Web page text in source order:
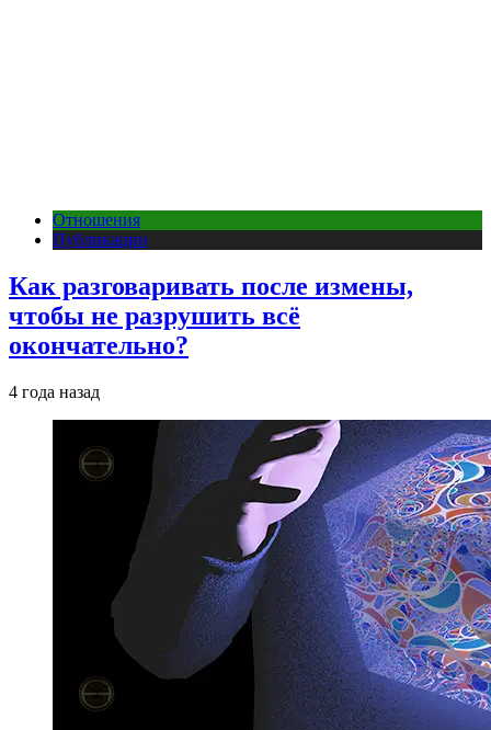
Отношения
Публикации
Как разговаривать после измены,
чтобы не разрушить всё
окончательно?
4 года назад